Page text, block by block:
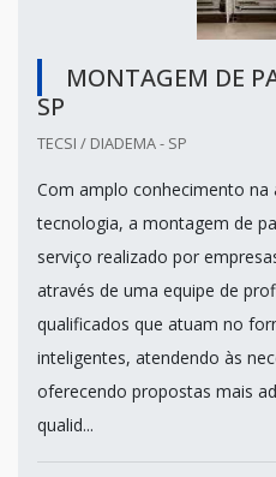
MONTAGEM DE
SP
TECSI / DIADEMA - SP
Com amplo conhecimento na
tecnologia, a montagem de
serviço realizado por
através de uma equipe de
qualificados que atuam no
inteligentes, atendendo às
oferecendo propostas mais
qualid...